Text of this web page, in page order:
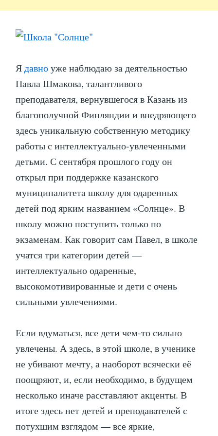
Ядавноуже наблюдаю за деятельностью
Павла Шмакова, талантливого
преподавателя, вернувшегося в Казань из
благополучной Финляндии и внедряющего
здесь уникальную собственную методику
работы с интеллектуально-увлеченными
детьми. С сентября прошлого году он
открыл при поддержке казанского
муниципалитета школу для одаренных
детей под ярким названием «Солнце». В
школу можно поступить только по
экзаменам. Как говорит сам Павел, в школе
учатся три категории детей —
интеллектуально одаренные,
высокомотивированные и дети с очень
сильными увлечениями.
Если вдуматься, все дети чем-то сильно
увлечены. А здесь, в этой школе, в ученике
не убивают мечту, а наоборот всячески её
поощряют, и, если необходимо, в будущем
несколько иначе расставляют акценты. В
итоге здесь нет детей и преподавателей с
потухшим взглядом — все яркие,